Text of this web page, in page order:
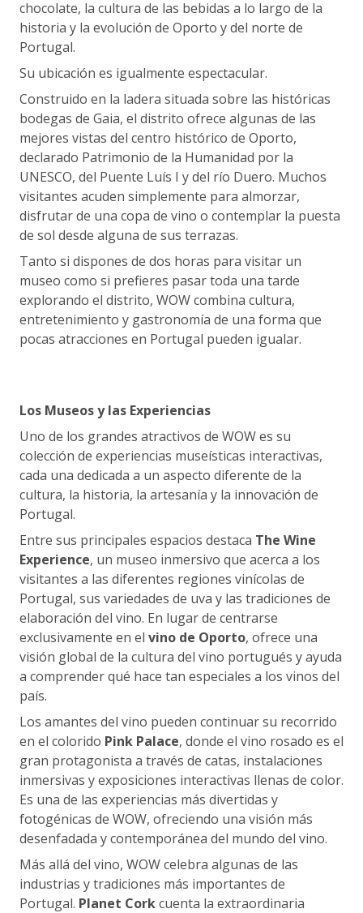
chocolate, la cultura de las bebidas a lo largo de la
historia y la evolución de Oporto y del norte de
Portugal.
Su ubicación es igualmente espectacular.
Construido en la ladera situada sobre las históricas
bodegas de Gaia, el distrito ofrece algunas de las
mejores vistas del centro histórico de Oporto,
declarado Patrimonio de la Humanidad por la
UNESCO, del Puente Luís I y del río Duero. Muchos
visitantes acuden simplemente para almorzar,
disfrutar de una copa de vino o contemplar la puesta
de sol desde alguna de sus terrazas.
Tanto si dispones de dos horas para visitar un
museo como si prefieres pasar toda una tarde
explorando el distrito, WOW combina cultura,
entretenimiento y gastronomía de una forma que
pocas atracciones en Portugal pueden igualar.
Los Museos y las Experiencias
Uno de los grandes atractivos de WOW es su
colección de experiencias museísticas interactivas,
cada una dedicada a un aspecto diferente de la
cultura, la historia, la artesanía y la innovación de
Portugal.
Entre sus principales espacios destaca The Wine
Experience, un museo inmersivo que acerca a los
visitantes a las diferentes regiones vinícolas de
Portugal, sus variedades de uva y las tradiciones de
elaboración del vino. En lugar de centrarse
exclusivamente en el vino de Oporto, ofrece una
visión global de la cultura del vino portugués y ayuda
a comprender qué hace tan especiales a los vinos del
país.
Los amantes del vino pueden continuar su recorrido
en el colorido Pink Palace, donde el vino rosado es el
gran protagonista a través de catas, instalaciones
inmersivas y exposiciones interactivas llenas de color.
Es una de las experiencias más divertidas y
fotogénicas de WOW, ofreciendo una visión más
desenfadada y contemporánea del mundo del vino.
Más allá del vino, WOW celebra algunas de las
industrias y tradiciones más importantes de
Portugal. Planet Corkcuenta la extraordinaria